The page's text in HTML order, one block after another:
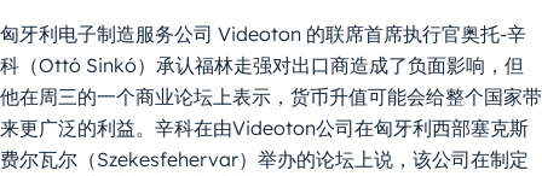
匈牙利电子制造服务公司 Videoton 的联席首席执行官奥托-辛
科（Ottó Sinkó）承认福林走强对出口商造成了负面影响，但
他在周三的一个商业论坛上表示，货币升值可能会给整个国家带
来更广泛的利益。辛科在由Videoton公司在匈牙利西部塞克斯
费尔瓦尔（Szekesfehervar）举办的论坛上说，该公司在制定